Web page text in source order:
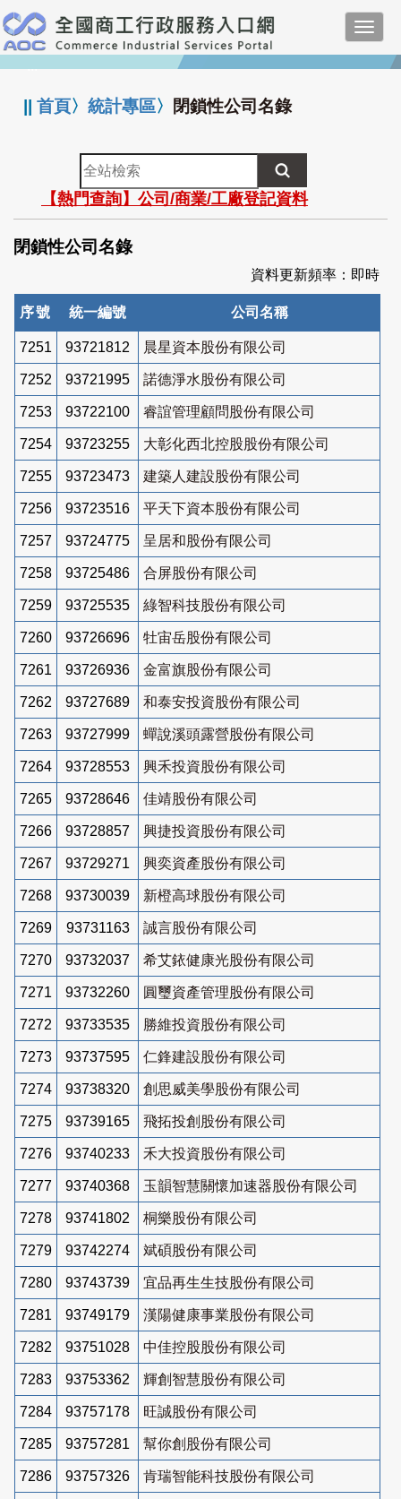
跳
到
主
要
:::
||首頁〉統計專區〉 閉鎖性公司名錄
全
站
檢
索
【熱門查詢】公司/商業/工廠登記資料
閉鎖性公司名錄
資料更新頻率：即時
序號 統一編號 公司名稱
7251 93721812 晨星資本股份有限公司
7252 93721995 諾德淨水股份有限公司
7253 93722100 睿誼管理顧問股份有限公司
7254 93723255 大彰化西北控股股份有限公司
7255 93723473 建築人建設股份有限公司
7256 93723516 平天下資本股份有限公司
7257 93724775 呈居和股份有限公司
7258 93725486 合屏股份有限公司
7259 93725535 綠智科技股份有限公司
7260 93726696 牡宙岳股份有限公司
7261 93726936 金富旗股份有限公司
7262 93727689 和泰安投資股份有限公司
7263 93727999 蟬說溪頭露營股份有限公司
7264 93728553 興禾投資股份有限公司
7265 93728646 佳靖股份有限公司
7266 93728857 興捷投資股份有限公司
7267 93729271 興奕資產股份有限公司
7268 93730039 新橙高球股份有限公司
7269 93731163 誠言股份有限公司
7270 93732037 希艾銥健康光股份有限公司
7271 93732260 圓璽資產管理股份有限公司
7272 93733535 勝維投資股份有限公司
7273 93737595 仁鋒建設股份有限公司
7274 93738320 創思威美學股份有限公司
7275 93739165 飛拓投創股份有限公司
7276 93740233 禾大投資股份有限公司
7277 93740368 玉韻智慧關懷加速器股份有限公司
7278 93741802 桐樂股份有限公司
7279 93742274 斌碩股份有限公司
7280 93743739 宜品再生生技股份有限公司
7281 93749179 漢陽健康事業股份有限公司
7282 93751028 中佳控股股份有限公司
7283 93753362 輝創智慧股份有限公司
7284 93757178 旺誠股份有限公司
7285 93757281 幫你創股份有限公司
7286 93757326 肯瑞智能科技股份有限公司